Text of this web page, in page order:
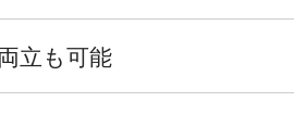
立も可能